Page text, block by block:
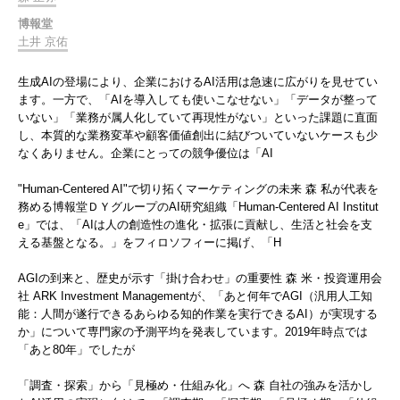
博報堂
土井 京佑
生成AIの登場により、企業におけるAI活用は急速に広がりを見せてい
ます。一方で、「AIを導入しても使いこなせない」「データが整って
いない」「業務が属人化していて再現性がない」といった課題に直面
し、本質的な業務変革や顧客価値創出に結びついていないケースも少
なくありません。企業にとっての競争優位は「AI
"Human-Centered AI"で切り拓くマーケティングの未来 森 私が代表を
務める博報堂ＤＹグループのAI研究組織「Human-Centered AI Institut
e」では、「AIは人の創造性の進化・拡張に貢献し、生活と社会を支
える基盤となる。」をフィロソフィーに掲げ、「H
AGIの到来と、歴史が示す「掛け合わせ」の重要性 森 米・投資運用会
社 ARK Investment Managementが、「あと何年でAGI（汎用人工知
能：人間が遂行できるあらゆる知的作業を実行できるAI）が実現する
か」について専門家の予測平均を発表しています。2019年時点では
「あと80年」でしたが
「調査・探索」から「見極め・仕組み化」へ 森 自社の強みを活かし